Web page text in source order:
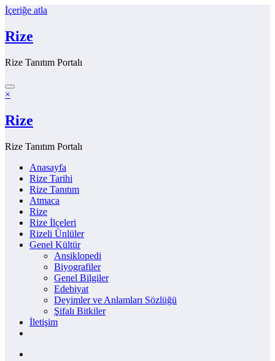
İçeriğe atla
Rize
Rize Tanıtım Portalı
×
Rize
Rize Tanıtım Portalı
Anasayfa
Rize Tarihi
Rize Tanıtım
Atmaca
Rize
Rize İlçeleri
Rizeli Ünlüler
Genel Kültür
Ansiklopedi
Biyografiler
Genel Bilgiler
Edebiyat
Deyimler ve Anlamları Sözlüğü
Şifalı Bitkiler
İletişim